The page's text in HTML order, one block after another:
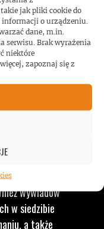
jak pliki cookie do
o urządzeniu.
dane, m.in.
serwisu. Brak wyrażenia
niektóre
zapoznaj się z
którym
minidokumenty,
W
wywiadów
w siedzibie
a także